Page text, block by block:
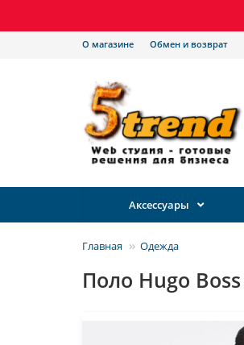
О магазине Обмен и возврат
Аксессуары
Главная Одежда
Поло Hugo Boss